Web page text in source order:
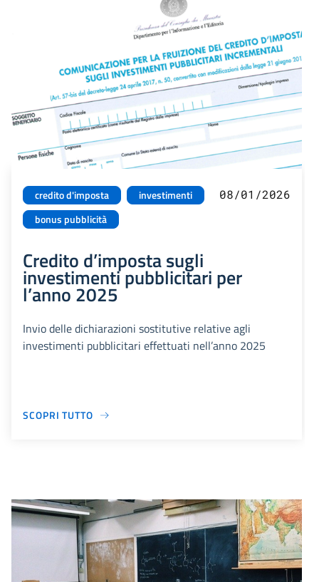
credito d'imposta
investimenti
bonus pubblicità
08/01/2026
Credito d’imposta sugli
investimenti pubblicitari per
l’anno 2025
Invio delle dichiarazioni sostitutive relative agli
investimenti pubblicitari effettuati nell’anno 2025
SCOPRI TUTTO